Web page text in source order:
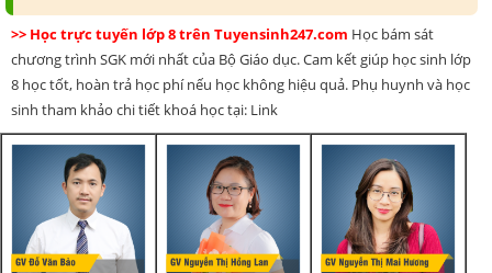
>> Học trực tuyến lớp 8 trên Tuyensinh247.com Học bám sát
chương trình SGK mới nhất của Bộ Giáo dục. Cam kết giúp học sinh lớp
8 học tốt, hoàn trả học phí nếu học không hiệu quả. Phụ huynh và học
sinh tham khảo chi tiết khoá học tại: Link